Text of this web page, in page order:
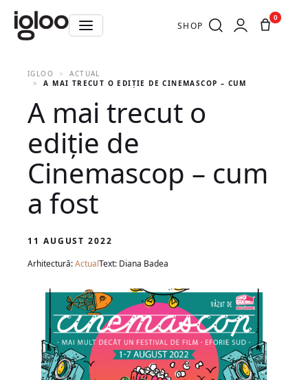
SHOP
0
IGLOO
ACTUAL
A MAI TRECUT O EDIȚIE DE CINEMASCOP – CUM A FOST
A mai trecut o
ediție de
Cinemascop – cum
a fost
11 AUGUST 2022
Arhitectură:ActualText: Diana Badea